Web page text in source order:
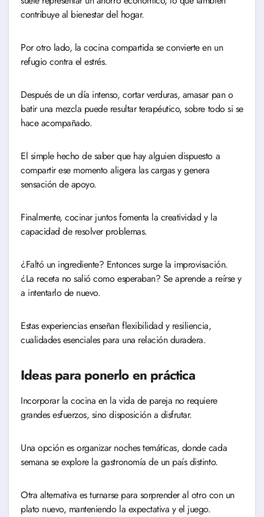
contribuye al bienestar del hogar.
Por otro lado, la cocina compartida se convierte en un
refugio contra el estrés.
Después de un día intenso, cortar verduras, amasar pan o
batir una mezcla puede resultar terapéutico, sobre todo si se
hace acompañado.
El simple hecho de saber que hay alguien dispuesto a
compartir ese momento aligera las cargas y genera
sensación de apoyo.
Finalmente, cocinar juntos fomenta la creatividad y la
capacidad de resolver problemas.
¿Faltó un ingrediente? Entonces surge la improvisación.
¿La receta no salió como esperaban? Se aprende a reírse y
a intentarlo de nuevo.
Estas experiencias enseñan flexibilidad y resiliencia,
cualidades esenciales para una relación duradera.
Ideas para ponerlo en práctica
Incorporar la cocina en la vida de pareja no requiere
grandes esfuerzos, sino disposición a disfrutar.
Una opción es organizar noches temáticas, donde cada
semana se explore la gastronomía de un país distinto.
Otra alternativa es turnarse para sorprender al otro con un
plato nuevo, manteniendo la expectativa y el juego.